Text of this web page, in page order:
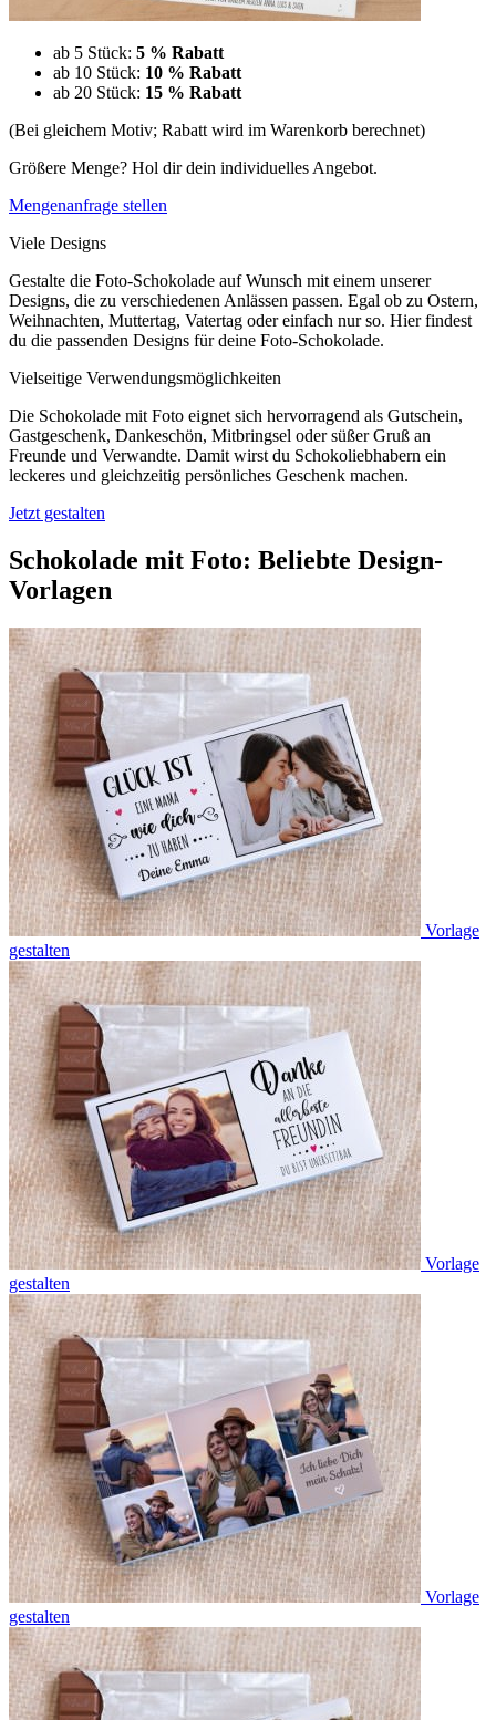
ab 5 Stück: 5 % Rabatt
ab 10 Stück: 10 % Rabatt
ab 20 Stück: 15 % Rabatt
(Bei gleichem Motiv; Rabatt wird im Warenkorb berechnet)
Größere Menge? Hol dir dein individuelles Angebot.
Mengenanfrage stellen
Viele Designs
Gestalte die Foto-Schokolade auf Wunsch mit einem unserer
Designs, die zu verschiedenen Anlässen passen. Egal ob zu Ostern,
Weihnachten, Muttertag, Vatertag oder einfach nur so. Hier findest
du die passenden Designs für deine Foto-Schokolade.
Vielseitige Verwendungsmöglichkeiten
Die Schokolade mit Foto eignet sich hervorragend als Gutschein,
Gastgeschenk, Dankeschön, Mitbringsel oder süßer Gruß an
Freunde und Verwandte. Damit wirst du Schokoliebhabern ein
leckeres und gleichzeitig persönliches Geschenk machen.
Jetzt gestalten
Schokolade mit Foto: Beliebte Design-
Vorlagen
Vorlage
gestalten
Vorlage
gestalten
Vorlage
gestalten